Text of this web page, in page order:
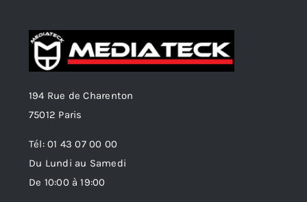
194 Rue de Charenton
75012 Paris
Tél: 01 43 07 00 00
Du Lundi au Samedi
De 10:00 à 19:00